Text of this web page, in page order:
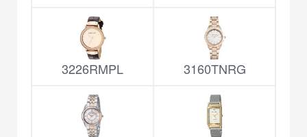
3226RMPL 3160TNRG